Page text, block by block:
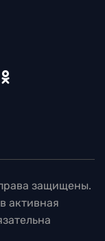
защищены.
активная